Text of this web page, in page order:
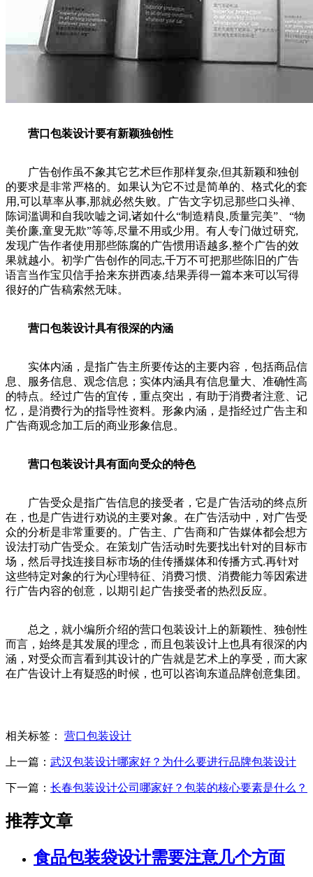
营口包装设计要有新颖独创性
广告创作虽不象其它艺术巨作那样复杂,但其新颖和独创
的要求是非常严格的。如果认为它不过是简单的、格式化的套
用,可以草率从事,那就必然失败。广告文字切忌那些口头禅、
陈词滥调和自我吹嘘之词,诸如什么“制造精良,质量完美”、“物
美价廉,童叟无欺”等等,尽量不用或少用。有人专门做过研究,
发现广告作者使用那些陈腐的广告惯用语越多,整个广告的效
果就越小。初学广告创作的同志,千万不可把那些陈旧的广告
语言当作宝贝信手拾来东拼西凑,结果弄得一篇本来可以写得
很好的广告稿索然无味。
营口包装设计具有很深的内涵
实体内涵，是指广告主所要传达的主要内容，包括商品信
息、服务信息、观念信息；实体内涵具有信息量大、准确性高
的特点。经过广告的宜传，重点突出，有助于消费者注意、记
忆，是消费行为的指导性资料。形象内涵，是指经过广告主和
广告商观念加工后的商业形象信息。
营口包装设计具有面向受众的特色
广告受众是指广告信息的接受者，它是广告活动的终点所
在，也是广告进行劝说的主要对象。在广告活动中，对广告受
众的分析是非常重要的。广告主、广告商和广告媒体都会想方
设法打动广告受众。在策划广告活动时先要找出针对的目标市
场，然后寻找连接目标市场的佳传播媒体和传播方式.再针对
这些特定对象的行为心理特征、消费习惯、消费能力等因索进
行广告内容的创意，以期引起广告接受者的热烈反应。
总之，就小编所介绍的营口包装设计上的新颖性、独创性
而言，始终是其发展的理念，而且包装设计上也具有很深的内
涵，对受众而言看到其设计的广告就是艺术上的享受，而大家
在广告设计上有疑惑的时候，也可以咨询东道品牌创意集团。
相关标签： 营口包装设计
上一篇： 武汉包装设计哪家好？为什么要进行品牌包装设计
下一篇： 长春包装设计公司哪家好？包装的核心要素是什么？
推荐文章
食品包装袋设计需要注意几个方面